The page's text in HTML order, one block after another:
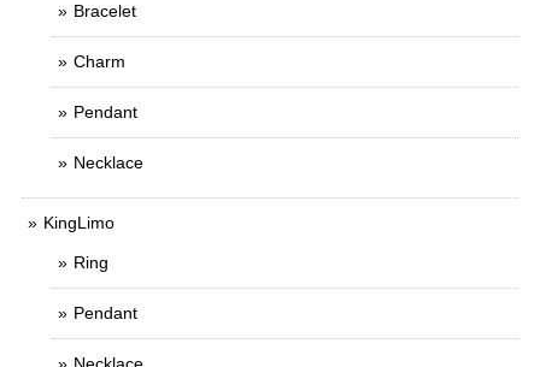
Bracelet
Charm
Pendant
Necklace
KingLimo
Ring
Pendant